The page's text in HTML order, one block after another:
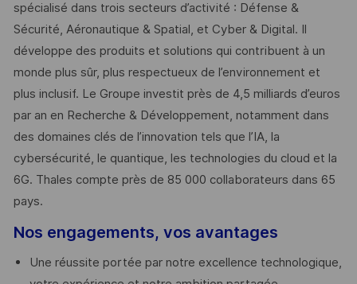
spécialisé dans trois secteurs d’activité : Défense &
Sécurité, Aéronautique & Spatial, et Cyber & Digital. Il
développe des produits et solutions qui contribuent à un
monde plus sûr, plus respectueux de l’environnement et
plus inclusif. Le Groupe investit près de 4,5 milliards d’euros
par an en Recherche & Développement, notamment dans
des domaines clés de l’innovation tels que l’IA, la
cybersécurité, le quantique, les technologies du cloud et la
6G. Thales compte près de 85 000 collaborateurs dans 65
pays. ​
Nos engagements, vos avantages
Une réussite portée par notre excellence technologique,